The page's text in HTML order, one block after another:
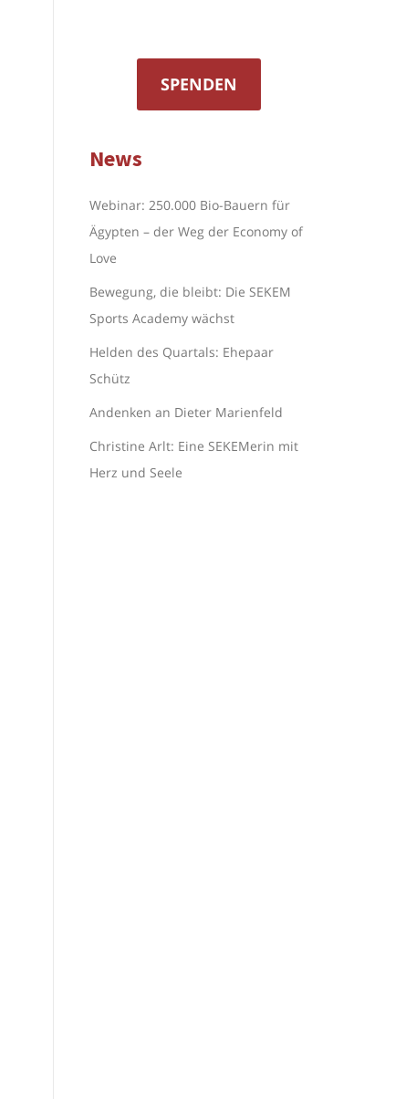
SPENDEN
News
Webinar: 250.000 Bio-Bauern für
Ägypten – der Weg der Economy of
Love
Bewegung, die bleibt: Die SEKEM
Sports Academy wächst
Helden des Quartals: Ehepaar
Schütz
Andenken an Dieter Marienfeld
Christine Arlt: Eine SEKEMerin mit
Herz und Seele